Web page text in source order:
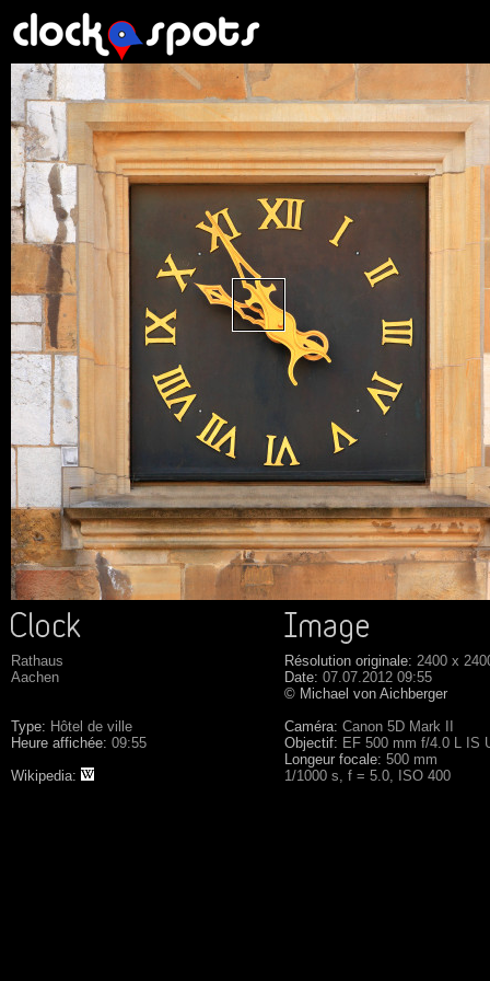
Rathaus
Aachen
Type: Hôtel de ville
Heure affichée: 09:55
Wikipedia:
Résolution originale: 2400 x
Date: 07.07.2012 09:55
© Michael von Aichberger
Caméra: Canon 5D Mark II
Objectif: EF 500 mm f/4.0 L IS
Longeur focale: 500 mm
1/1000 s, f = 5.0, ISO 400